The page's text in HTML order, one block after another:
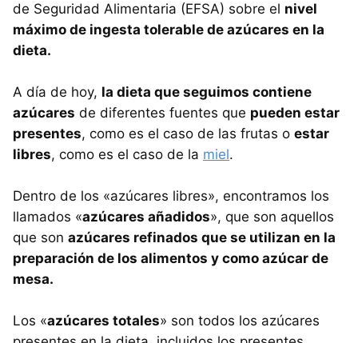
de Seguridad Alimentaria (EFSA) sobre el nivel
máximo de ingesta tolerable de azúcares en la
dieta.
A día de hoy, la dieta que seguimos contiene
azúcares de diferentes fuentes que pueden estar
presentes, como es el caso de las frutas o estar
libres, como es el caso de la miel.
Dentro de los «azúcares libres», encontramos los
llamados «azúcares añadidos», que son aquellos
que son azúcares refinados que se utilizan en la
preparación de los alimentos y como azúcar de
mesa.
Los «azúcares totales» son todos los azúcares